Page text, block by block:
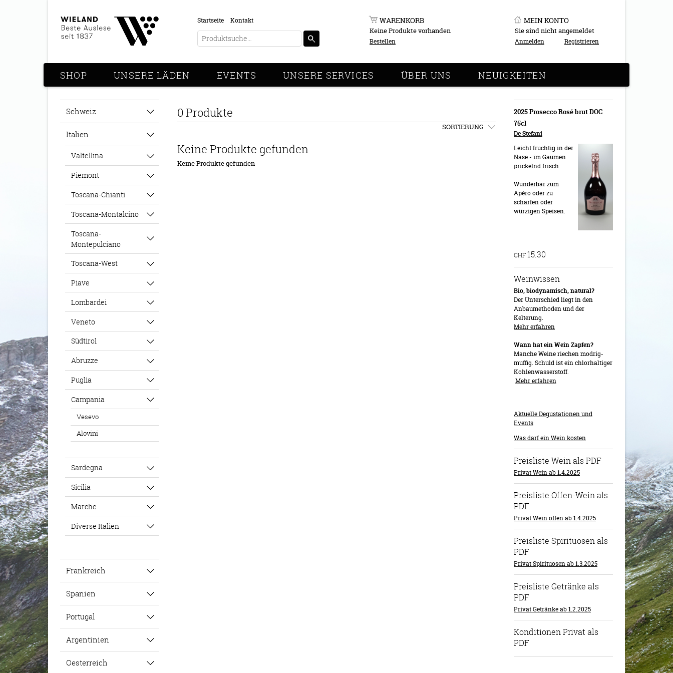
Startseite Kontakt WARENKORB
Keine Produkte vorhanden
Bestellen
MEIN KONTO
Sie sind nicht angemeldet
Anmelden Registrieren
SHOP UNSERE LÄDEN EVENTS UNSERE SERVICES ÜBER UNS NEUIGKEITEN
Schweiz
Italien
Valtellina
Piemont
Toscana-Chianti
Toscana-Montalcino
Toscana-
Montepulciano
Toscana-West
Piave
Lombardei
Veneto
Südtirol
Abruzze
Puglia
Campania
Vesevo
Alovini
Sardegna
Sicilia
Marche
Diverse Italien
Frankreich
Spanien
Portugal
Argentinien
Oesterreich
0 Produkte
SORTIERUNG
Keine Produkte gefunden
Keine Produkte gefunden
2025 Prosecco Rosé brut DOC
75cl
De Stefani
Leicht fruchtig in der
Nase - im Gaumen
prickelnd frisch
Wunderbar zum
Apéro oder zu
scharfen oder
würzigen Speisen.
CHF15.30
Weinwissen
Bio, biodynamisch, natural?
Der Unterschied liegt in den
Anbaumethoden und der
Kelterung.
Mehr erfahren
Wann hat ein Wein Zapfen?
Manche Weine riechen modrig-
muffig. Schuld ist ein chlorhaltiger
Kohlenwasserstoff.
Mehr erfahren
Aktuelle Degustationen und
Events
Was darf ein Wein kosten
Preisliste Wein als PDF
Privat Wein ab 1.4.2025
Preisliste Offen-Wein als
PDF
Privat Wein offen ab 1.4.2025
Preisliste Spirituosen als
PDF
Privat Spirituosen ab 1.3.2025
Preisliste Getränke als
PDF
Privat Getränke ab 1.2.2025
Konditionen Privat als
PDF